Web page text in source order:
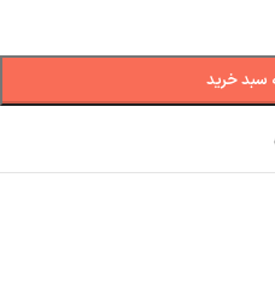
سبد خرید